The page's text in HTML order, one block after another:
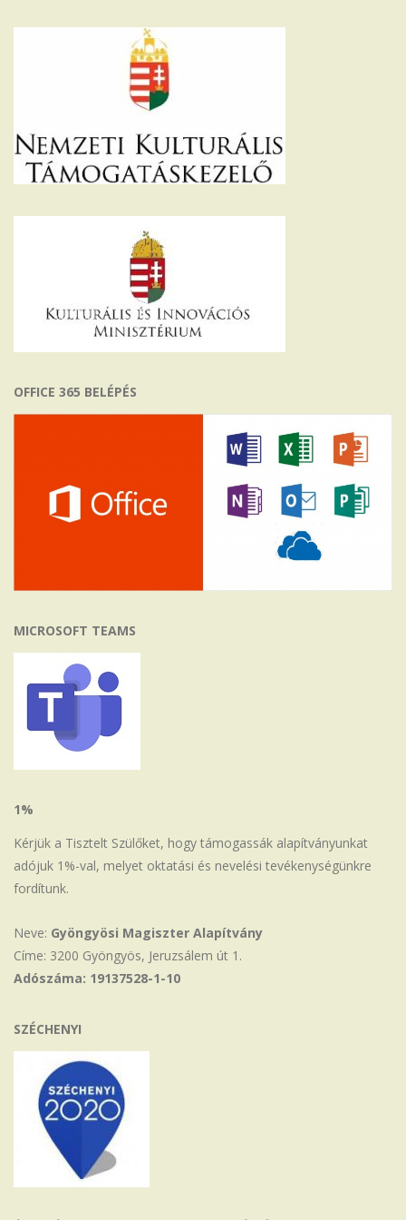
OFFICE 365 BELÉPÉS
MICROSOFT TEAMS
1%
Kérjük a Tisztelt Szülőket, hogy támogassák alapítványunkat
adójuk 1%-val, melyet oktatási és nevelési tevékenységünkre
fordítunk.
Neve: Gyöngyösi Magiszter Alapítvány
Címe: 3200 Gyöngyös, Jeruzsálem út 1.
Adószáma: 19137528-1-10
SZÉCHENYI